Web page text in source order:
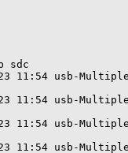
sdc
usb-
usb-
usb-
usb-